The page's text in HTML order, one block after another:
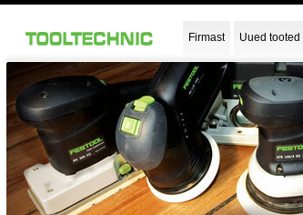
Firmast Uued tooted